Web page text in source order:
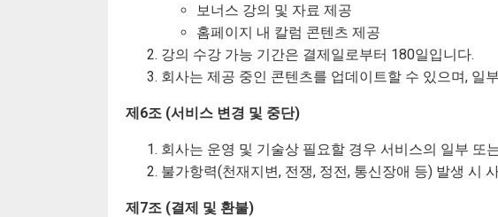
보너스 강의 및 자료 제공
홈페이지 내 칼럼 콘텐츠 제공
강의 수강 가능 기간은 결제일로부터 180일입니다.
회사는 제공 중인 콘텐츠를 업데이트할 수 있으며, 일
제6조 (서비스 변경 및 중단)
회사는 운영 및 기술상 필요할 경우 서비스의 일부 또
불가항력(천재지변, 전쟁, 정전, 통신장애 등) 발생 시
제7조 (결제 및 환불)